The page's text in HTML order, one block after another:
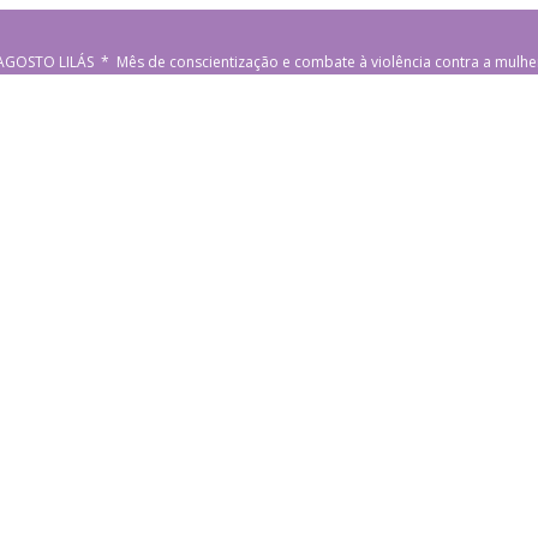
LILÁS * Mês de conscientização e combate à violência contra a